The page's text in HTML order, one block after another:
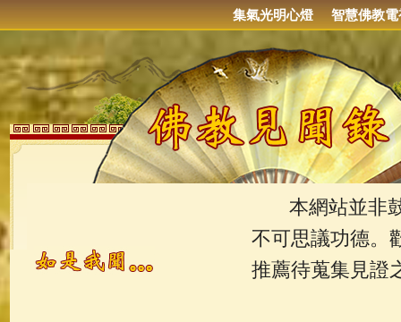
集氣光明心燈 智慧佛教電
本網站並非鼓
不可思議功德。
推薦待蒐集見證